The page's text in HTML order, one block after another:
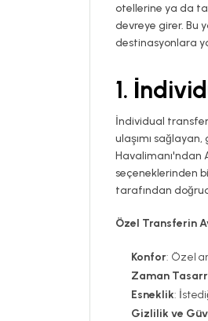
otellerine ya da
devreye girer. Bu
destinasyonlara
1.
İndividual
ulaşımı
Havalimanı'ndan
seçeneklerinden
tarafından
Özel Transferin
Konfor: Özel
Zaman
Esneklik:
Gizlilik ve